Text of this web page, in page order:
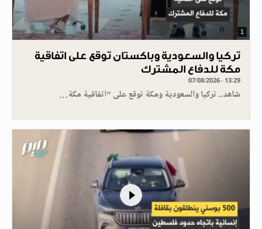
1
تركيا والسعودية وباكستان توقع على اتفاقية
مكة للدفاع المشترك
07/08/2026 - 13:29
شاهد.. تركيا والسعودية ومكة توقع على "اتفاقية مكة…